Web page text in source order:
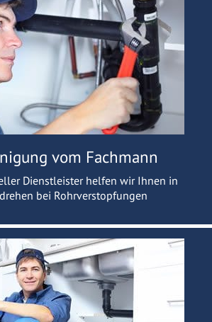
vom Fachmann
Dienstleister helfen wir Ihnen in
bei Rohrverstopfungen